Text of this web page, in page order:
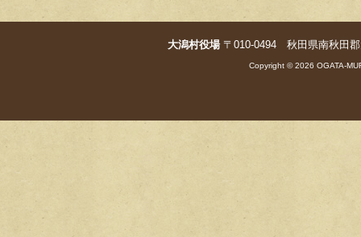
大潟村役場〒010-0494 秋田県南秋田
Copyright © 2026 OGATA-